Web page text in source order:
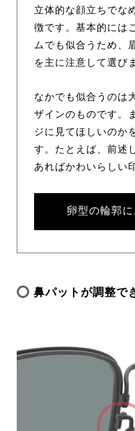
立体的な顔立ちでな
徴です。基本的には
ムでも似合うため、
を主に注意して選び
なかでも似合うのは
ザインのものです。
ジに見てほしいのか
す。たとえば、前述
あればかわいらしい
卵型の輪郭
鼻パットが調整で